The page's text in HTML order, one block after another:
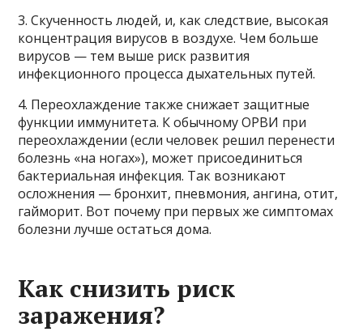
3. Скученность людей, и, как следствие, высокая
концентрация вирусов в воздухе. Чем больше
вирусов — тем выше риск развития
инфекционного процесса дыхательных путей.
4. Переохлаждение также снижает защитные
функции иммунитета. К обычному ОРВИ при
переохлаждении (если человек решил перенести
болезнь «на ногах»), может присоединиться
бактериальная инфекция. Так возникают
осложнения — бронхит, пневмония, ангина, отит,
гайморит. Вот почему при первых же симптомах
болезни лучше остаться дома.
Как снизить риск
заражения?